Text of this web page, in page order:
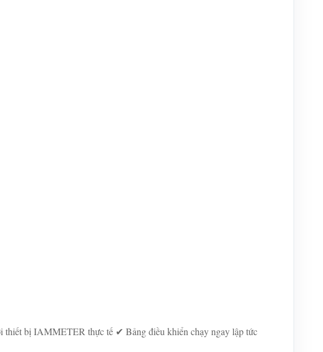
bị IAMMETER thực tế ✔ Bảng điều khiển chạy ngay lập tức